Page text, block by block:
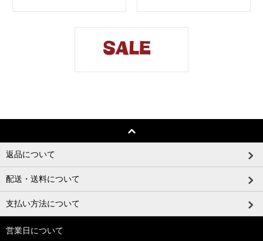
返品について
配送・送料について
支払い方法について
営業日について